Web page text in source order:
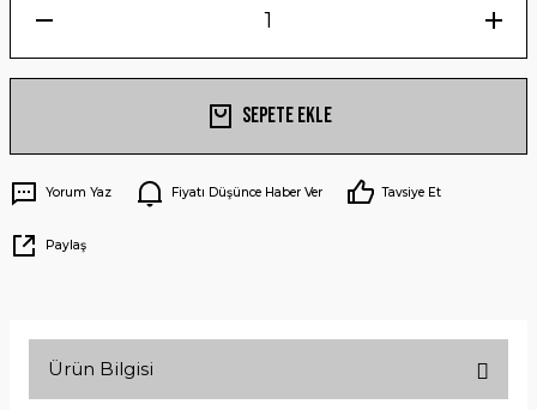
Sepete Ekle
Yorum Yaz Fiyatı Düşünce Haber Ver Tavsiye Et
Paylaş
Ürün Bilgisi